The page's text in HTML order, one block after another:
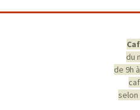
du
de 9h
selon